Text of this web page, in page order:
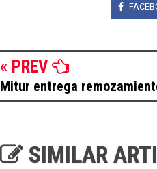
« PREV
Mitur entrega
SIMILAR